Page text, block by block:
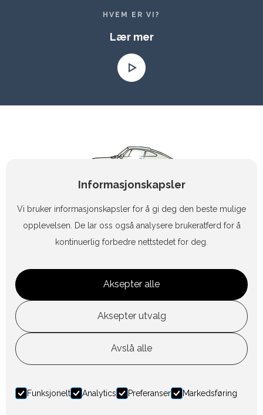
Informasjonskapsler
Vi bruker informasjonskapsler for å gi deg den beste mulige
opplevelsen. De lar oss også analysere brukeratferd for å
kontinuerlig forbedre nettstedet for deg.
Aksepter alle
Aksepter utvalg
Avslå alle
Funksjonelt Analytics Preferanser Markedsføring
HVEM ER VI?
Lær mer
+47 90 83 47 15
geiashag@online.no
Design by Horn Media